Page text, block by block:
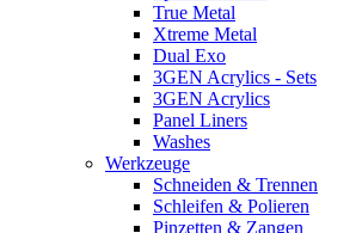
True Metal
Xtreme Metal
Dual Exo
3GEN Acrylics - Sets
3GEN Acrylics
Panel Liners
Washes
Werkzeuge
Schneiden & Trennen
Schleifen & Polieren
Pinzetten & Zangen